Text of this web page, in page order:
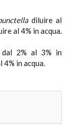
diluire al
al 4% in acqua.
2% al 3% in
4% in acqua.